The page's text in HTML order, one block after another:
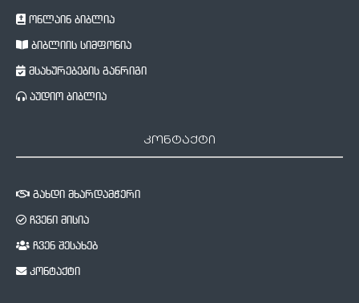
ონლაინ ბიბლია
ბიბლიის სიმფონია
მსახურებების განრიგი
აუდიო ბიბლია
კონტაქტი
გახდი მხარდამჭერი
ჩვენი მისია
ჩვენ შესახებ
კონტაქტი